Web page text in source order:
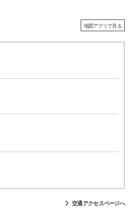
地図アプリで見る
交通アクセスページへ